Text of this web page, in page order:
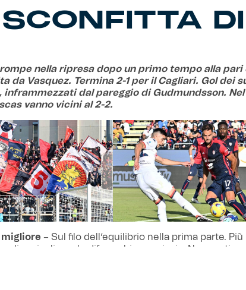
nella ripresa dopo un primo tempo alla pari
da Vasquez. Termina 2-1 per il Cagliari. Gol dei
inframmezzati dal pareggio di Gudmundsson. Nel
vanno vicini al 2-2.
migliore – Sul filo dell’equilibrio nella prima parte. Più
pericoli con le difese chiuse a riccio. Nessun tiro